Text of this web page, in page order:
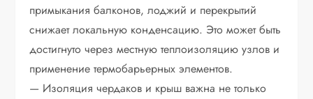
примыкания балконов, лоджий и перекрытий
снижает локальную конденсацию. Это может быть
достигнуто через местную теплоизоляцию узлов и
применение термобарьерных элементов.
— Изоляция чердаков и крыш важна не только